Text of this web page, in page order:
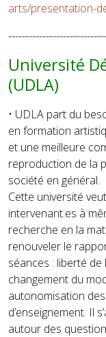
arts/presentation-
Université
(UDLA)
• UDLA part du
en formation
et une meilleure
reproduction de la
société en général.
Cette université
intervenant.es à
recherche en la
renouveler le
séances : liberté de
changement du
autonomisation
d’enseignement. Il
autour des